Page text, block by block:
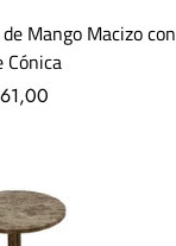
Mango Macizo con
Cónica